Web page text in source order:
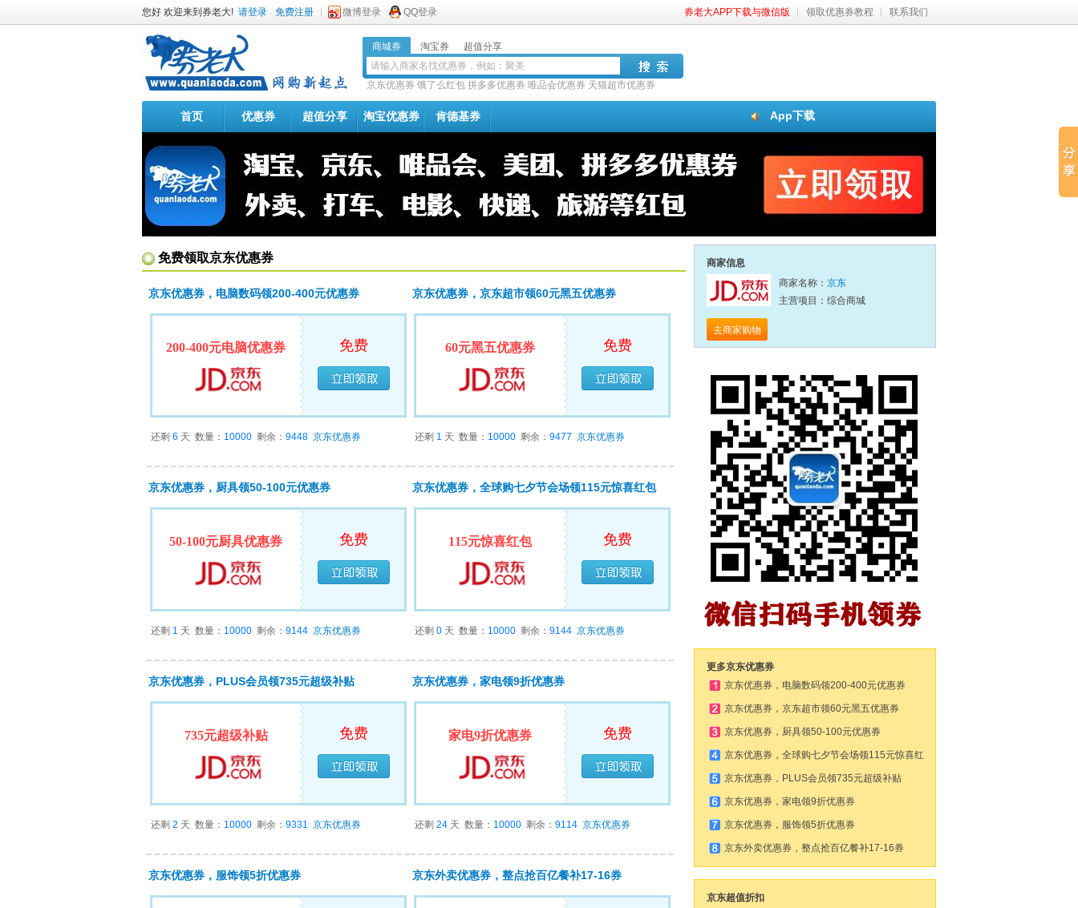
您好 欢迎来到券老大! 请登录 免费注册 微博登录 QQ登录 券老大APP下载与微信版 领取优惠券教程 联系我们
商城券 淘宝券 超值分享
京东优惠券 饿了么红包 拼多多优惠券 唯品会优惠券 天猫超市优惠券
App下载
首页 优惠券 超值分享 淘宝优惠券 肯德基券
免费领取京东优惠券
京东优惠券，电脑数码领200-400元优惠券
200-400元电脑优惠券 免费
已经领完
还剩 6 天 数量： 10000 剩余： 9448 京东优惠券
京东优惠券，京东超市领60元黑五优惠券
60元黑五优惠券 免费
已经领完
还剩 1 天 数量： 10000 剩余： 9477 京东优惠券
京东优惠券，厨具领50-100元优惠券
50-100元厨具优惠券 免费
已经领完
还剩 1 天 数量： 10000 剩余： 9144 京东优惠券
京东优惠券，全球购七夕节会场领115元惊喜红包
115元惊喜红包 免费
已经领完
还剩 0 天 数量： 10000 剩余： 9144 京东优惠券
京东优惠券，PLUS会员领735元超级补贴
735元超级补贴 免费
已经领完
还剩 2 天 数量： 10000 剩余： 9331 京东优惠券
京东优惠券，家电领9折优惠券
家电9折优惠券 免费
已经领完
还剩 24 天 数量： 10000 剩余： 9114 京东优惠券
京东优惠券，服饰领5折优惠券 京东外卖优惠券，整点抢百亿餐补17-16券
商家信息
商家名称： 京东
主营项目：综合商城
去商家购物
更多京东优惠券
京东优惠券，电脑数码领200-400元优惠券
京东优惠券，京东超市领60元黑五优惠券
京东优惠券，厨具领50-100元优惠券
京东优惠券，全球购七夕节会场领115元惊喜红
包
京东优惠券，PLUS会员领735元超级补贴
京东优惠券，家电领9折优惠券
京东优惠券，服饰领5折优惠券
京东外卖优惠券，整点抢百亿餐补17-16券
京东超值折扣